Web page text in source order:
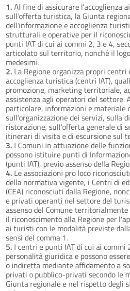
1. Al fine di assicurare l'accoglienza
sull'offerta turistica, la Giunta
dell'informazione e accoglienza
strutturali e operative per il
punti IAT di cui ai commi 2, 3 e 4,
articolato sul territorio, nonché il
medesimi.
2. La Regione organizza propri
accoglienza turistica (centri IAT),
promozione, marketing territoriale,
assistenza agli operatori del settore.
particolare, informazioni e materiale
sull'organizzazione dei servizi, sulla
ristorazione, sull'offerta generale di
itinerari di visita e di escursione sul
3. I Comuni in attuazione delle
possono istituire punti di
(punti IAT), previo assenso della
4. Le associazioni pro loco
della normativa vigente, i Centri di
(CEA) riconosciuti dalla Regione,
e privati operanti nel settore del
assenso del Comune
il riconoscimento alla Regione per
ai turisti con le modalità previste
sensi del comma 1.
5. I centri e punti IAT di cui ai commi
personalità giuridica e possono
o indiretta mediante affidamento a
privati o pubblico-privati secondo le
Giunta regionale e nel rispetto degli